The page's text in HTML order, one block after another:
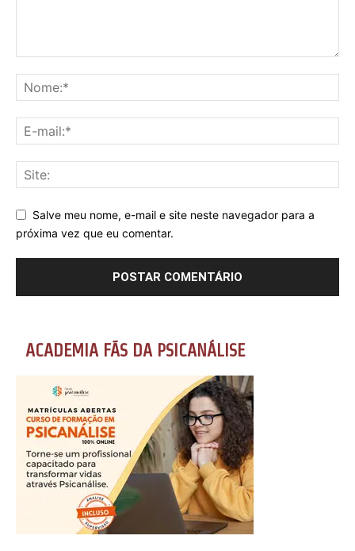
Salve meu nome, e-mail e site neste navegador para a
próxima vez que eu comentar.
ACADEMIA FÃS DA PSICANÁLISE